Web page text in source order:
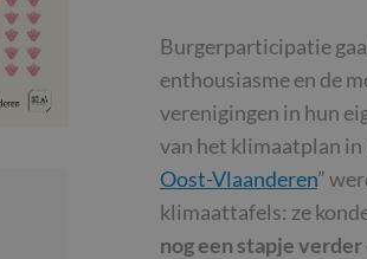
Burgerparticipatie
enthousiasme en de
verenigingen in hun
van het klimaatplan in
Oost-Vlaanderen”
klimaattafels: ze
nog een stapje